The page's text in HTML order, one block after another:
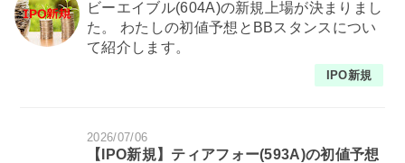
ビーエイブル(604A)の新規上場が決まりまし
た。 わたしの初値予想とBBスタンスについ
て紹介します。
IPO新規
2026/07/06
【IPO新規】ティアフォー(593A)の初値予想